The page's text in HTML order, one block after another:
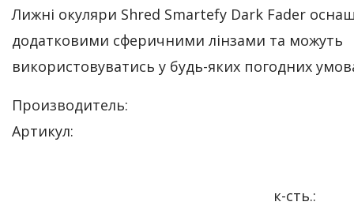
Лижні окуляри Shred Smartefy Dark Fader
додатковими сферичними лінзами та можуть
використовуватись у будь-яких погодних
Производитель:
Артикул:
к-сть.: